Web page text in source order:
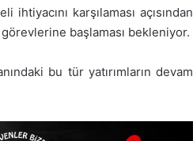
karşılaması açısından
başlaması bekleniyor.
bu tür yatırımların devam